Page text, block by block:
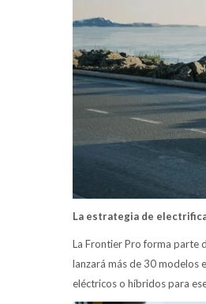
La estrategia de
La Frontier Pro forma parte
lanzará más de 30 modelos
eléctricos o híbridos para